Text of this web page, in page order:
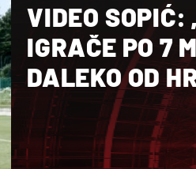
VIDEO
IGRAČE PO 7
DALEKO OD